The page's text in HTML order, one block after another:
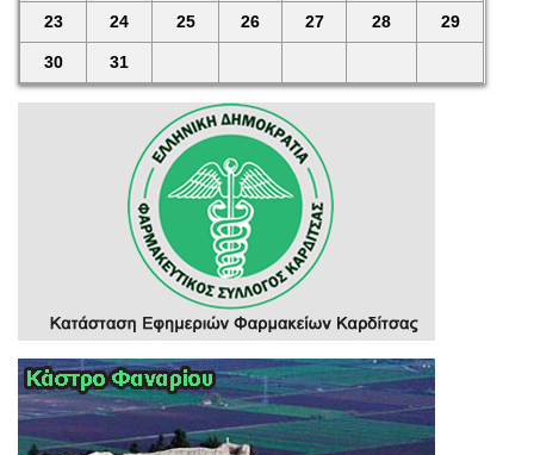
23 24 25 26 27 28 29
30 31